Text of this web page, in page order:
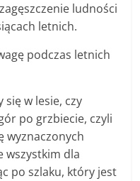
ludności
letnich.
podczas letnich
się w lesie, czy
po grzbiecie, czyli
wyznaczonych
wszystkim dla
po szlaku, który jest